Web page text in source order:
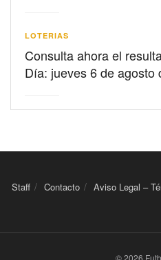
LOTERIAS
Consulta ahora el
Día: jueves 6 de agosto
Staff Contacto Aviso Legal –